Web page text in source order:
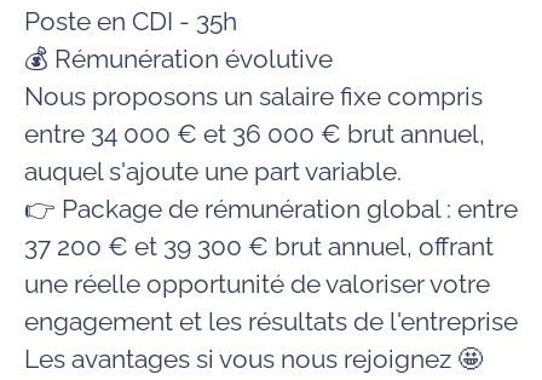
Poste en CDI - 35h
💰 Rémunération évolutive
Nous proposons un salaire fixe compris
entre 34 000 € et 36 000 € brut annuel,
auquel s'ajoute une part variable.
👉 Package de rémunération global : entre
37 200 € et 39 300 € brut annuel, offrant
une réelle opportunité de valoriser votre
engagement et les résultats de l'entreprise
Les avantages si vous nous rejoignez 🤩